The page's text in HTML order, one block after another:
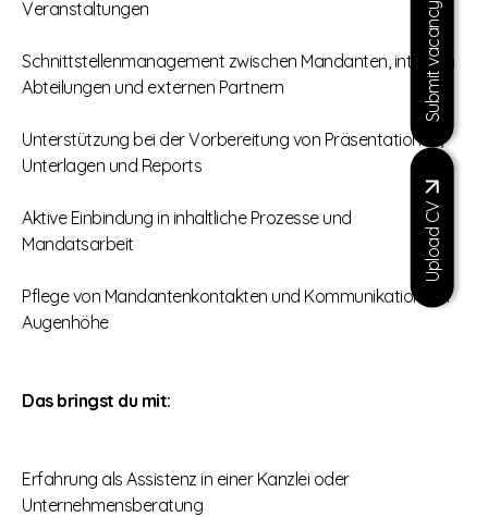
Submit vacancy
Upload CV
Veranstaltungen
Schnittstellenmanagement zwischen Mandanten, internen
Abteilungen und externen Partnern
Unterstützung bei der Vorbereitung von Präsentationen,
Unterlagen und Reports
Aktive Einbindung in inhaltliche Prozesse und
Mandatsarbeit
Pflege von Mandantenkontakten und Kommunikation auf
Augenhöhe
Das bringst du mit:
Erfahrung als Assistenz in einer Kanzlei oder
Unternehmensberatung